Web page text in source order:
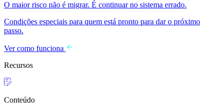
O maior risco não é migrar. É continuar no sistema errado.
Condições especiais para quem está pronto para dar o próximo
passo.
Ver como funciona
Recursos
Conteúdo